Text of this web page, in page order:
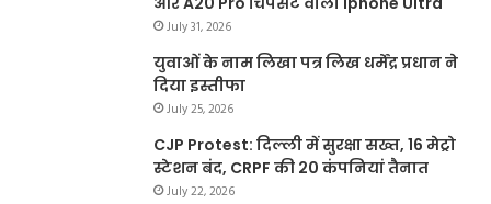
July 31, 2026
युवाओं के नाम लिखा पत्र लिख धर्मेंद्र प्रधान ने
दिया इस्तीफा
July 25, 2026
CJP Protest: दिल्ली में सुरक्षा सख्त, 16 मेट्रो
स्टेशन बंद, CRPF की 20 कंपनियां तैनात
July 22, 2026